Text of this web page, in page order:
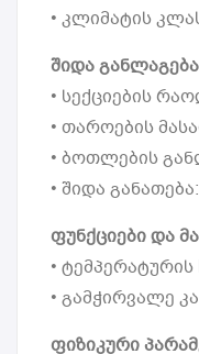
• კლიმატის
შიდა განლაგება
• სექციების
• თაროების
• ბოთლების
• შიდა
ფუნქციები და
• ტემპერატურის
• გამჭირვალე
ფიზიკური